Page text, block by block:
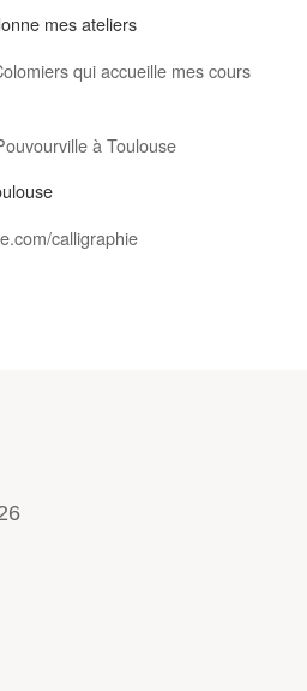
mes ateliers
qui accueille mes cours
à Toulouse
calligraphie